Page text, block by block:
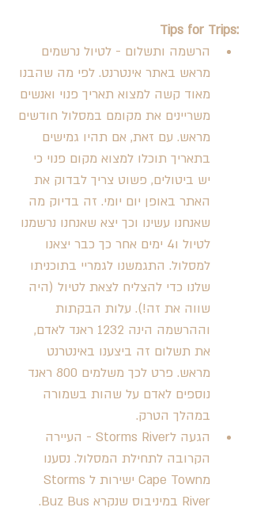
Tips for Trips:
הרשמה ותשלום - לטיול נרשמים
מראש באתר אינטרנט. לפי מה שהבנו
מאוד קשה למצוא תאריך פנוי ואנשים
משריינים את מקומם במסלול חודשים
מראש. עם זאת, אם תהיו גמישים
בתאריך תוכלו למצוא מקום פנוי כי
יש ביטולים, פשוט צריך לבדוק את
האתר באופן יום יומי. זה בדיוק מה
שאנחנו עשינו וכך יצא שאנחנו נרשמנו
לטיול ו4 ימים אחר כך כבר יצאנו
למסלול. התגמשנו לגמריי בתוכניתו
שלנו כדי להצליח לצאת לטיול (היה
שווה את זה!). עלות הבקתות
וההרשמה הינה 1232 ראנד לאדם,
את תשלום זה ביצענו באינטרנט
מראש. פרט לכך משלמים 800 ראנד
נוספים לאדם על שהות בשמורה
במהלך הטרק.
הגעה לStorms River - העיירה
הקרובה לתחילת המסלול. נסענו
מCape Town ישירות לStorms
River במיניבוס שנקרא Buz Bus.